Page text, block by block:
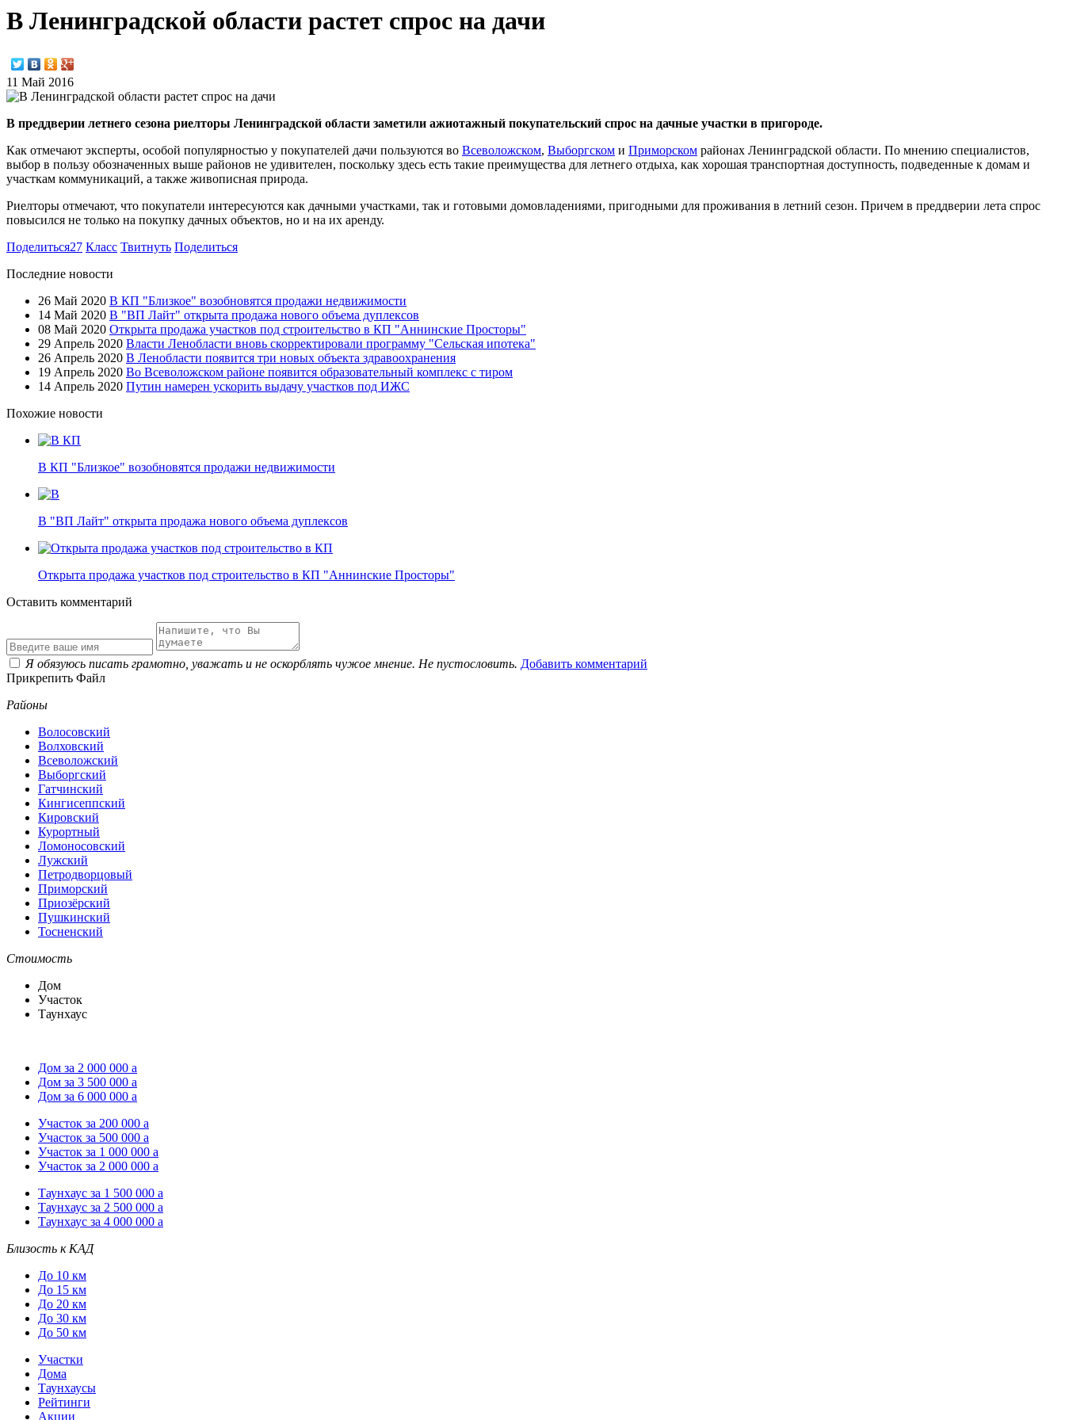
В Ленинградской области растет спрос на дачи
11 Май 2016
В преддверии летнего сезона риелторы Ленинградской области заметили ажиотажный покупательский спрос на дачные участки в пригороде.
Как отмечают эксперты, особой популярностью у покупателей дачи пользуются во Всеволожском, Выборгском и Приморском районах Ленинградской области. По мнению специалистов,
выбор в пользу обозначенных выше районов не удивителен, поскольку здесь есть такие преимущества для летнего отдыха, как хорошая транспортная доступность, подведенные к домам и
участкам коммуникаций, а также живописная природа.
Риелторы отмечают, что покупатели интересуются как дачными участками, так и готовыми домовладениями, пригодными для проживания в летний сезон. Причем в преддверии лета спрос
повысился не только на покупку дачных объектов, но и на их аренду.
Поделиться27 Класс Твитнуть Поделиться
Последние новости
26 Май 2020 В КП "Близкое" возобновятся продажи недвижимости
14 Май 2020 В "ВП Лайт" открыта продажа нового объема дуплексов
08 Май 2020 Открыта продажа участков под строительство в КП "Аннинские Просторы"
29 Апрель 2020 Власти Ленобласти вновь скорректировали программу "Сельская ипотека"
26 Апрель 2020 В Ленобласти появится три новых объекта здравоохранения
19 Апрель 2020 Во Всеволожском районе появится образовательный комплекс с тиром
14 Апрель 2020 Путин намерен ускорить выдачу участков под ИЖС
Похожие новости
В КП "Близкое" возобновятся продажи недвижимости
В "ВП Лайт" открыта продажа нового объема дуплексов
Открыта продажа участков под строительство в КП "Аннинские Просторы"
Оставить комментарий
Я обязуюсь писать грамотно, уважать и не оскорблять чужое мнение. Не пустословить. Добавить комментарий
Прикрепить Файл
Районы
Волосовский
Волховский
Всеволожский
Выборгский
Гатчинский
Кингисеппский
Кировский
Курортный
Ломоносовский
Лужский
Петродворцовый
Приморский
Приозёрский
Пушкинский
Тосненский
Стоимость
Дом
Участок
Таунхаус
Дом за 2 000 000 a
Дом за 3 500 000 a
Дом за 6 000 000 a
Участок за 200 000 a
Участок за 500 000 a
Участок за 1 000 000 a
Участок за 2 000 000 a
Таунхаус за 1 500 000 a
Таунхаус за 2 500 000 a
Таунхаус за 4 000 000 a
Близость к КАД
До 10 км
До 15 км
До 20 км
До 30 км
До 50 км
Участки
Дома
Таунхаусы
Рейтинги
Акции